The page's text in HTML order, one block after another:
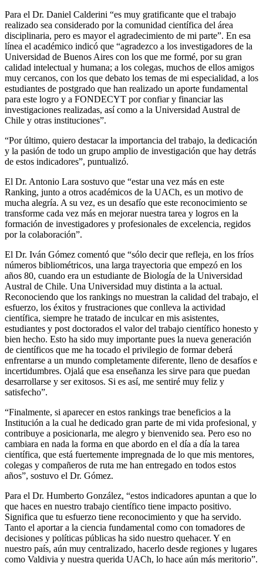
Para el Dr. Daniel Calderini “es muy gratificante que el trabajo
realizado sea considerado por la comunidad científica del área
disciplinaria, pero es mayor el agradecimiento de mi parte”. En esa
línea el académico indicó que “agradezco a los investigadores de la
Universidad de Buenos Aires con los que me formé, por su gran
calidad intelectual y humana; a los colegas, muchos de ellos amigos
muy cercanos, con los que debato los temas de mi especialidad, a los
estudiantes de postgrado que han realizado un aporte fundamental
para este logro y a FONDECYT por confiar y financiar las
investigaciones realizadas, así como a la Universidad Austral de
Chile y otras instituciones”.
“Por último, quiero destacar la importancia del trabajo, la dedicación
y la pasión de todo un grupo amplio de investigación que hay detrás
de estos indicadores”, puntualizó.
El Dr. Antonio Lara sostuvo que “estar una vez más en este
Ranking, junto a otros académicos de la UACh, es un motivo de
mucha alegría. A su vez, es un desafío que este reconocimiento se
transforme cada vez más en mejorar nuestra tarea y logros en la
formación de investigadores y profesionales de excelencia, regidos
por la colaboración”.
El Dr. Iván Gómez comentó que “sólo decir que refleja, en los fríos
números bibliométricos, una larga trayectoria que empezó en los
años 80, cuando era un estudiante de Biología de la Universidad
Austral de Chile. Una Universidad muy distinta a la actual.
Reconociendo que los rankings no muestran la calidad del trabajo, el
esfuerzo, los éxitos y frustraciones que conlleva la actividad
científica, siempre he tratado de inculcar en mis asistentes,
estudiantes y post doctorados el valor del trabajo científico honesto y
bien hecho. Esto ha sido muy importante pues la nueva generación
de científicos que me ha tocado el privilegio de formar deberá
enfrentarse a un mundo completamente diferente, lleno de desafíos e
incertidumbres. Ojalá que esa enseñanza les sirve para que puedan
desarrollarse y ser exitosos. Si es así, me sentiré muy feliz y
satisfecho”.
“Finalmente, si aparecer en estos rankings trae beneficios a la
Institución a la cual he dedicado gran parte de mi vida profesional, y
contribuye a posicionarla, me alegro y bienvenido sea. Pero eso no
cambiara en nada la forma en que abordo en el día a día la tarea
científica, que está fuertemente impregnada de lo que mis mentores,
colegas y compañeros de ruta me han entregado en todos estos
años”, sostuvo el Dr. Gómez.
Para el Dr. Humberto González, “estos indicadores apuntan a que lo
que haces en nuestro trabajo científico tiene impacto positivo.
Significa que tu esfuerzo tiene reconocimiento y que ha servido.
Tanto el aportar a la ciencia fundamental como con tomadores de
decisiones y políticas públicas ha sido nuestro quehacer. Y en
nuestro país, aún muy centralizado, hacerlo desde regiones y lugares
como Valdivia y nuestra querida UACh, lo hace aún más meritorio”.